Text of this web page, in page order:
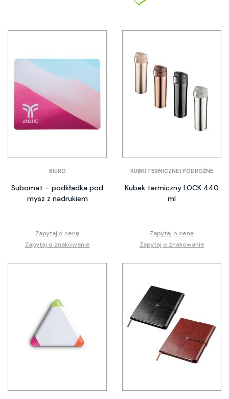
BIURO
Subomat – podkładka pod
mysz z nadrukiem
Zapytaj o cenę
Zapytaj o znakowanie
KUBKI TERMICZNE I PODRÓŻNE
Kubek termiczny LOCK 440
ml
Zapytaj o cenę
Zapytaj o znakowanie